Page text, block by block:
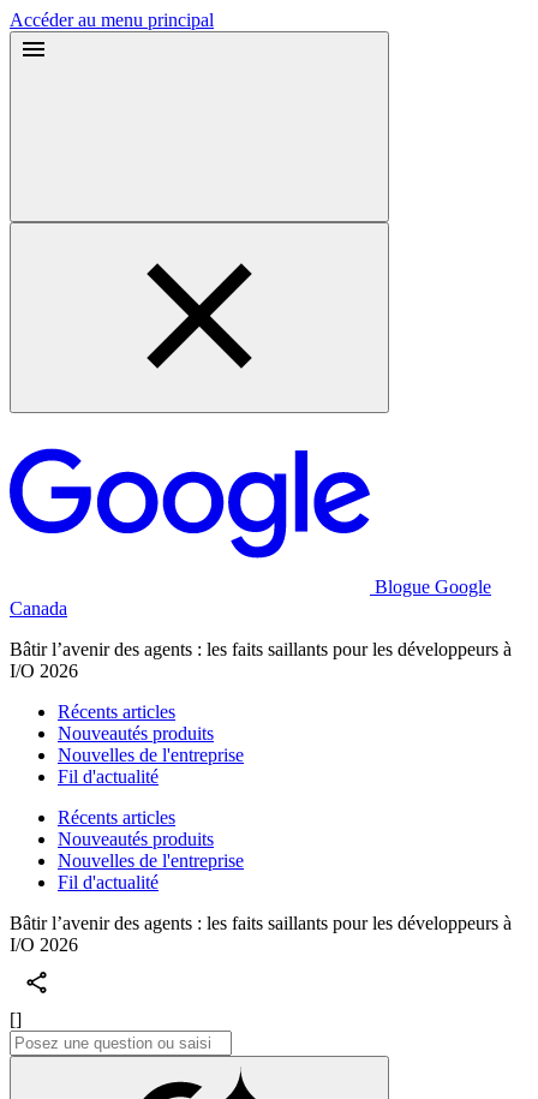
Accéder au menu principal
Blogue Google
Canada
Bâtir l’avenir des agents : les faits saillants pour les développeurs à
I/O 2026
Récents articles
Nouveautés produits
Nouvelles de l'entreprise
Fil d'actualité
Récents articles
Nouveautés produits
Nouvelles de l'entreprise
Fil d'actualité
Bâtir l’avenir des agents : les faits saillants pour les développeurs à
I/O 2026
[]